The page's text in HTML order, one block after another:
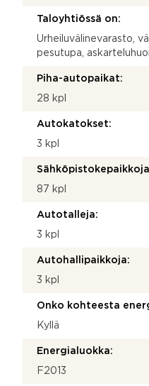
Taloyhtiössä on:
Urheiluvälinevarasto,
pesutupa,
Piha-autopaikat:
28 kpl
Autokatokset:
3 kpl
87 kpl
Autotalleja:
3 kpl
Autohallipaikkoja:
3 kpl
Onko kohteesta
Kyllä
Energialuokka:
F2013